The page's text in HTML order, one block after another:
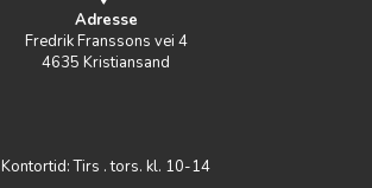
Adresse
Fredrik Franssons vei 4
4635 Kristiansand
Kontortid: Tirs . tors. kl. 10-14